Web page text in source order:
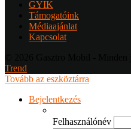
GYIK
Támogatóink
Médiaajánlat
Kapcsolat
Trend
Tovább az eszköztárra
Bejelentkezés
Felhasználónév